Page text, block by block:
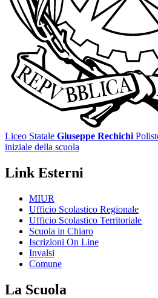
Liceo Statale Giuseppe Rechichi
iniziale della scuola
Link Esterni
MIUR
Ufficio Scolastico Regionale
Ufficio Scolastico Territoriale
Scuola in Chiaro
Iscrizioni On Line
Invalsi
Comune
La Scuola